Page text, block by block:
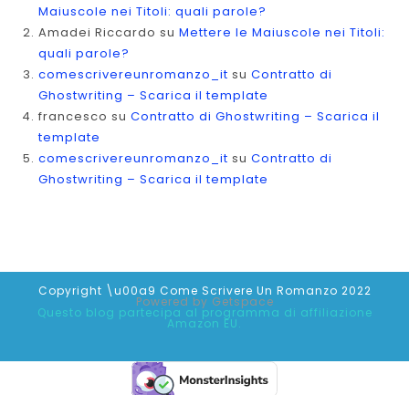
Maiuscole nei Titoli: quali parole?
Amadei Riccardo suMettere le Maiuscole nei Titoli:
quali parole?
comescrivereunromanzo_it suContratto di
Ghostwriting – Scarica il template
francesco suContratto di Ghostwriting – Scarica il
template
comescrivereunromanzo_it suContratto di
Ghostwriting – Scarica il template
Copyright \u00a9 Come Scrivere Un Romanzo 2022
Powered by Getspace
Questo blog partecipa al programma di affiliazione
Amazon EU.